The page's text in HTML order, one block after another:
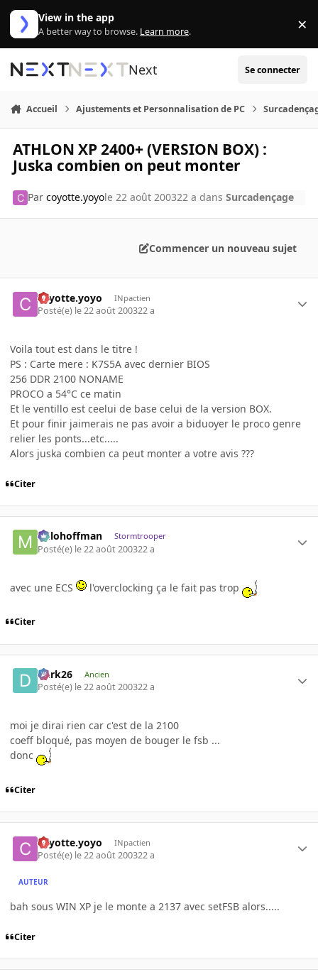
Aller au contenu
View in the app
A better way to browse. Learn more. ×
Next Se connecter
Accueil Ajustements et Personnalisation de PC
ATHLON XP 2400+ (VERSION BOX) :
Juska combien on peut monter
Parcoyotte.yoyole 22 août 200322 a dansSurcadençage
Commencer un nouveau sujet
coyotte.yoyo INpactien
Posté(e) le 22 août 200322 a
Voila tout est dans le titre !
PS : Carte mere : K7S5A avec dernier BIOS
256 DDR 2100 NONAME
PROCO a 54°C ce matin
Et le ventillo est ceelui de base celui de la version BOX.
Et pour finir jaimerais ne pas avoir a biduoyer le proco genre
relier les ponts...etc.....
Alors juska combien ca peut monter a votre avis ???
Citer
milohoffman Stormtrooper
Posté(e) le 22 août 200322 a
avec une ECS l'overclocking ça le fait pas trop
Citer
Dark26 Ancien
Posté(e) le 22 août 200322 a
moi je dirai rien car c'est de la 2100
coeff bloqué, pas moyen de bouger le fsb ...
donc
Citer
coyotte.yoyo INpactien
Posté(e) le 22 août 200322 a
AUTEUR
bah sous WIN XP je le monte a 2137 avec setFSB alors.....
Citer